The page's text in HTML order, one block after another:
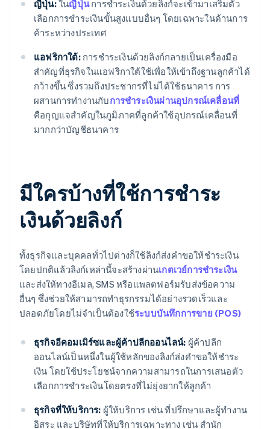
ญี่ปุ่น:ในญี่ปุ่นการชำระเงินด้วยลิงก์จะเข้ามาเสริมตัว
เลือกการชำระเงินขั้นสูงแบบอื่นๆ โดยเฉพาะในด้านการ
ค้าระหว่างประเทศ
แอฟริกาใต้:การชำระเงินด้วยลิงก์กลายเป็นเครื่องมือ
สำคัญที่ธุรกิจในแอฟริกาใต้ใช้เพื่อให้เข้าถึงฐานลูกค้าได้
กว้างขึ้น ซึ่งรวมถึงประชากรที่ไม่ได้ใช้ธนาคาร การ
ผสานการทำงานกับการชำระเงินผ่านอุปกรณ์เคลื่อนที่
คือกุญแจสำคัญในภูมิภาคที่ลูกค้าใช้อุปกรณ์เคลื่อนที่
มากกว่าบัญชีธนาคาร
มีใครบ้างที่ใช้การชำระ
เงินด้วยลิงก์
ทั้งธุรกิจและบุคคลทั่วไปต่างก็ใช้ลิงก์ส่งคำขอให้ชำระเงิน
โดยปกติแล้วลิงก์เหล่านี้จะสร้างผ่านเกตเวย์การชำระเงิน
และส่งให้ทางอีเมล, SMS หรือแพลตฟอร์มรับส่งข้อความ
อื่นๆ ซึ่งช่วยให้สามารถทำธุรกรรมได้อย่างรวดเร็วและ
ปลอดภัยโดยไม่จำเป็นต้องใช้ระบบบันทึกการขาย (POS)
ธุรกิจอีคอมเมิร์ซและผู้ค้าปลีกออนไลน์: ผู้ค้าปลีก
ออนไลน์เป็นหนึ่งในผู้ใช้หลักของลิงก์ส่งคำขอให้ชำระ
เงิน โดยใช้ประโยชน์จากความสามารถในการเสนอตัว
เลือกการชำระเงินโดยตรงที่ไม่ยุ่งยากให้ลูกค้า
ธุรกิจที่ให้บริการ: ผู้ให้บริการ เช่น ที่ปรึกษาและผู้ทำงาน
อิสระ และบริษัทที่ให้บริการเฉพาะทาง เช่น สำนัก